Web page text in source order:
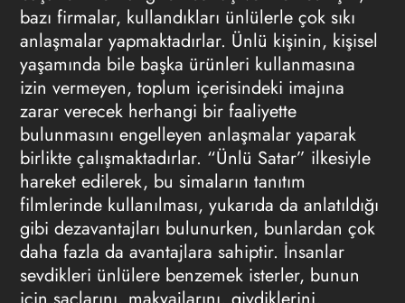
bazı firmalar, kullandıkları ünlülerle çok sıkı
anlaşmalar yapmaktadırlar. Ünlü kişinin, kişisel
yaşamında bile başka ürünleri kullanmasına
izin vermeyen, toplum içerisindeki imajına
zarar verecek herhangi bir faaliyette
bulunmasını engelleyen anlaşmalar yaparak
birlikte çalışmaktadırlar. “Ünlü Satar” ilkesiyle
hareket edilerek, bu simaların tanıtım
filmlerinde kullanılması, yukarıda da anlatıldığı
gibi dezavantajları bulunurken, bunlardan çok
daha fazla da avantajlara sahiptir. İnsanlar
sevdikleri ünlülere benzemek isterler, bunun